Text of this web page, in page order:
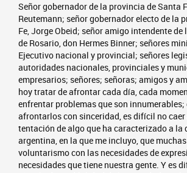
Señor gobernador de la provincia de Santa
Reutemann; señor gobernador electo de la
Fe, Jorge Obeid; señor amigo intendente
de Rosario, don Hermes Binner; señores
Ejecutivo nacional y provincial; señores
autoridades nacionales, provinciales y
empresarios; señores; señoras; amigos y
hoy tratar de afrontar cada día, cada
enfrentar problemas que son
afrontarlos con sinceridad, es difícil no caer
tentación de algo que ha caracterizado a
argentina, en la que me incluyo, que
voluntarismo con las necesidades de
necesidades que tiene nuestra gente. Y es